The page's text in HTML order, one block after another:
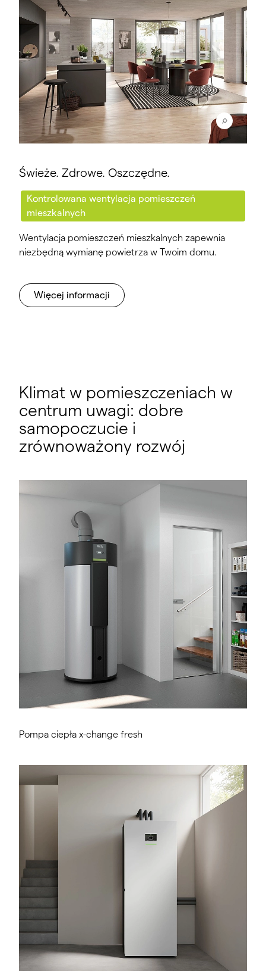
Świeże. Zdrowe. Oszczędne.
Kontrolowana wentylacja pomieszczeń
mieszkalnych
Wentylacja pomieszczeń mieszkalnych zapewnia
niezbędną wymianę powietrza w Twoim domu.
Więcej informacji
Klimat w pomieszczeniach w
centrum uwagi: dobre
samopoczucie i
zrównoważony rozwój
Pompa ciepła x-change fresh